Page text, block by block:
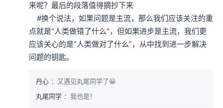
来呢？最后的段落值得摘抄下来
点就是“人类做错了什么”，但如果进步是主流，我们更
应该关心的是“人类做对了什么”，从中找到进一步解决
问题的钥匙。
丹心 ：又遇见丸尾同学了😀
丸尾同学 ：我也是！